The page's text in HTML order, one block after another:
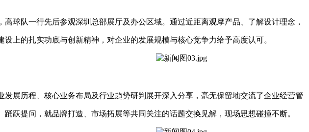
球队一行先后参观深圳总部展厅及办公区域。通过近距离观摩产品、了解设计理念，
上的扎实功底与创新精神，对企业的发展规模与核心竞争力给予高度认可。
发展历程、核心业务布局及行业趋势研判展开深入分享，毫无保留地交流了企业经营管
跃提问，就品牌打造、市场拓展等共同关注的话题交换见解，现场思想碰撞不断。